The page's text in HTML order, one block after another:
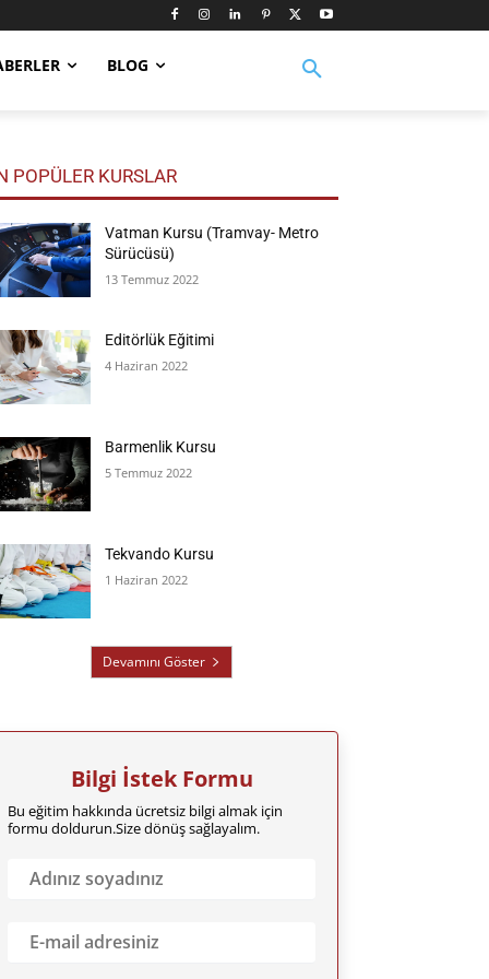
BLOG
POPÜLER KURSLAR
Vatman Kursu (Tramvay- Metro
Sürücüsü)
13 Temmuz 2022
Editörlük Eğitimi
4 Haziran 2022
Barmenlik Kursu
5 Temmuz 2022
Tekvando Kursu
1 Haziran 2022
Devamını Göster
Bilgi İstek Formu
Bu eğitim hakkında ücretsiz bilgi almak için
formu doldurun.Size dönüş sağlayalım.